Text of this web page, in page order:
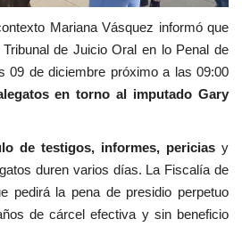
Mariana Vásquez informó que
de Juicio Oral en lo Penal de
09 de diciembre próximo a las 09:00
en torno al imputado Gary
de testigos, informes, pericias y
duren varios días. La Fiscalía de
pedirá la pena de presidio perpetuo
de cárcel efectiva y sin beneficio